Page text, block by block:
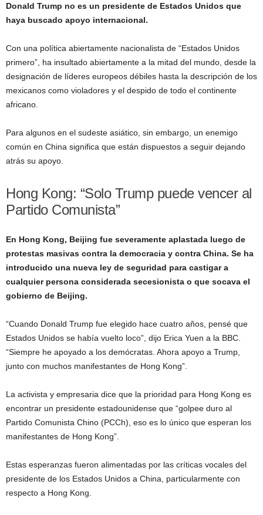
Donald Trump no es un presidente de Estados Unidos que
haya buscado apoyo internacional.
Con una política abiertamente nacionalista de “Estados Unidos
primero”, ha insultado abiertamente a la mitad del mundo, desde la
designación de líderes europeos débiles hasta la descripción de los
mexicanos como violadores y el despido de todo el continente
africano.
Para algunos en el sudeste asiático, sin embargo, un enemigo
común en China significa que están dispuestos a seguir dejando
atrás su apoyo.
Hong Kong: “Solo Trump puede vencer al
Partido Comunista”
En Hong Kong, Beijing fue severamente aplastada luego de
protestas masivas contra la democracia y contra China. Se ha
introducido una nueva ley de seguridad para castigar a
cualquier persona considerada secesionista o que socava el
gobierno de Beijing.
“Cuando Donald Trump fue elegido hace cuatro años, pensé que
Estados Unidos se había vuelto loco”, dijo Erica Yuen a la BBC.
“Siempre he apoyado a los demócratas. Ahora apoyo a Trump,
junto con muchos manifestantes de Hong Kong”.
La activista y empresaria dice que la prioridad para Hong Kong es
encontrar un presidente estadounidense que “golpee duro al
Partido Comunista Chino (PCCh), eso es lo único que esperan los
manifestantes de Hong Kong”.
Estas esperanzas fueron alimentadas por las críticas vocales del
presidente de los Estados Unidos a China, particularmente con
respecto a Hong Kong.